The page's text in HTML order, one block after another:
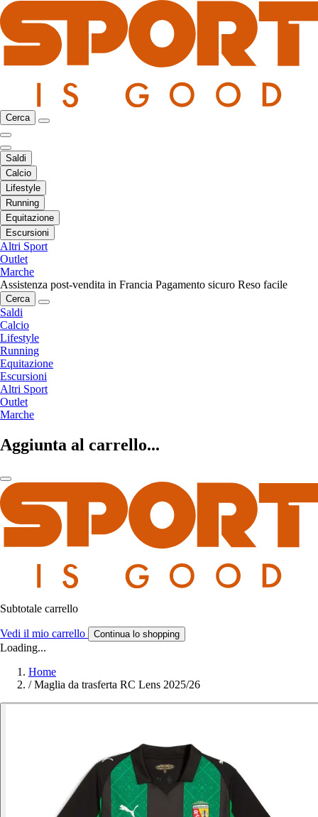
Cerca
Saldi
Calcio
Lifestyle
Running
Equitazione
Escursioni
Altri Sport
Outlet
Marche
Assistenza post-vendita in Francia Pagamento sicuro Reso facile
Cerca
Saldi
Calcio
Lifestyle
Running
Equitazione
Escursioni
Altri Sport
Outlet
Marche
Aggiunta al carrello...
Subtotale carrello
Vedi il mio carrello Continua lo shopping
Loading...
Home
/ Maglia da trasferta RC Lens 2025/26